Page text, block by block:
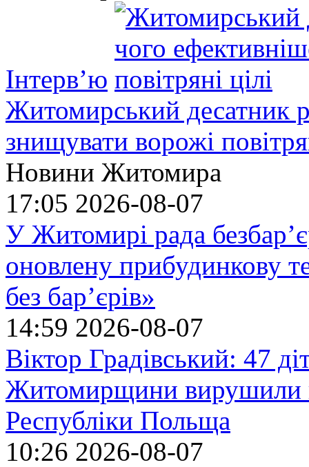
Інтерв’ю
Житомирський десатник
знищувати ворожі
Новини Житомира
17:05 2026-08-07
У Житомирі рада
оновлену прибудинкову
без бар’єрів»
14:59 2026-08-07
Віктор Градівський: 47
Житомирщини вирушили
Республіки Польща
10:26 2026-08-07